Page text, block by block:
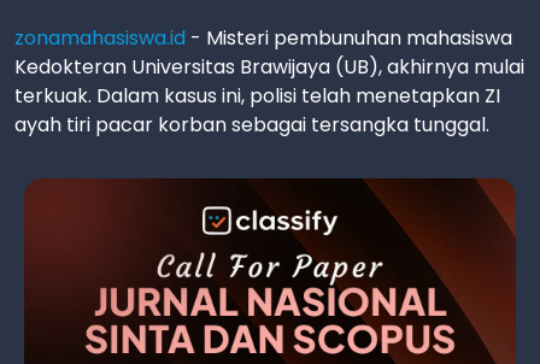
zonamahasiswa.id - Misteri pembunuhan mahasiswa
Kedokteran Universitas Brawijaya (UB), akhirnya mulai
terkuak. Dalam kasus ini, polisi telah menetapkan ZI
ayah tiri pacar korban sebagai tersangka tunggal.